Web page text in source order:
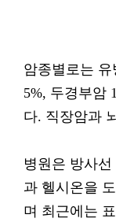
암종별로는
5%, 두경부암
다. 직장암과
병원은 방사
과 헬시온을
며 최근에는